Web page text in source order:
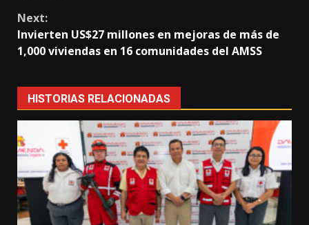
Next:
Invierten US$27 millones en mejoras de más de
1,000 viviendas en 16 comunidades del AMSS
HISTORIAS RELACIONADAS